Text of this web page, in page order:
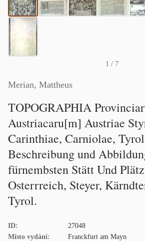
1 / 7
Merian, Mattheus
TOPOGRAPHIA
Austriacaru[m] Austriae
Carinthiae, Carniolae,
Beschreibung und
fürnembsten Stätt Und
Osterrreich, Steyer,
Tyrol.
ID:
27048
Místo vydání:
Franckfurt am Mayn